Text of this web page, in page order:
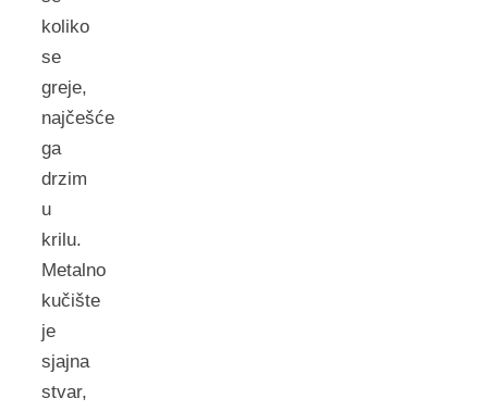
koliko
se
greje,
najčešće
ga
drzim
u
krilu.
Metalno
kučište
je
sjajna
stvar,